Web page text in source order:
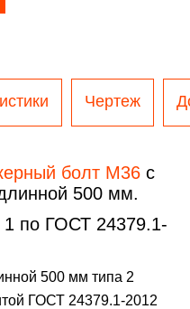
Чертеж
болт М36 с
500 мм.
1 по ГОСТ 24379.1-
500 мм типа 2
ГОСТ 24379.1-2012